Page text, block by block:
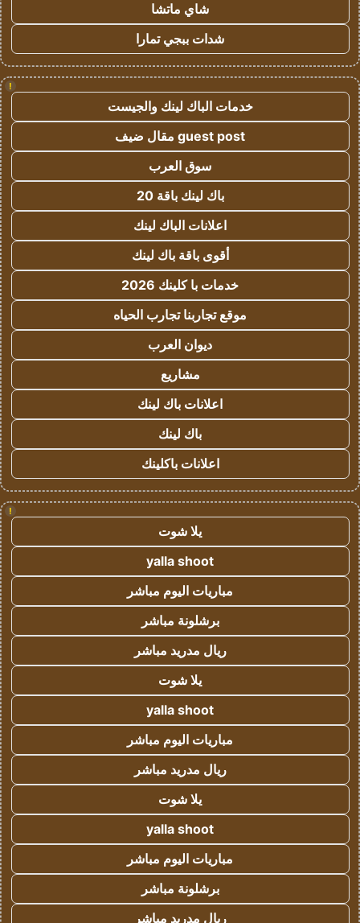
شاي ماتشا
شدات ببجي تمارا
!
خدمات الباك لينك والجيست
guest post مقال ضيف
سوق العرب
باك لينك باقة 20
اعلانات الباك لينك
أقوى باقة باك لينك
خدمات با كلينك 2026
موقع تجاربنا تجارب الحياه
ديوان العرب
مشاريع
اعلانات باك لينك
باك لينك
اعلانات باكلينك
!
يلا شوت
yalla shoot
مباريات اليوم مباشر
برشلونة مباشر
ريال مدريد مباشر
يلا شوت
yalla shoot
مباريات اليوم مباشر
ريال مدريد مباشر
يلا شوت
yalla shoot
مباريات اليوم مباشر
برشلونة مباشر
ريال مدريد مباشر